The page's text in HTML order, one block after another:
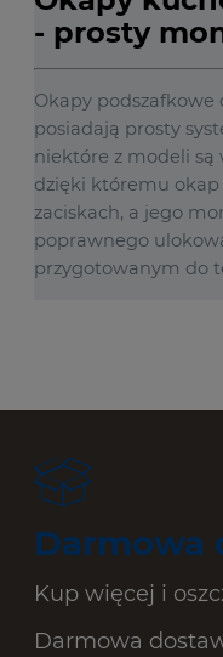
- prosty
Okapy podszafkowe
posiadają prosty
niektóre z modeli są
dzięki któremu
zaciskach, a jego
poprawnego
przygotowanym do
Darmowa
Kup więcej i
Darmowa